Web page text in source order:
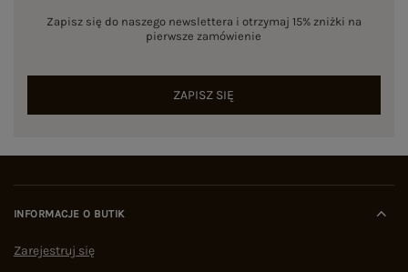
Zapisz się do naszego newslettera i otrzymaj 15% zniżki na
pierwsze zamówienie
ZAPISZ SIĘ
INFORMACJE O BUTIK
Zarejestruj się